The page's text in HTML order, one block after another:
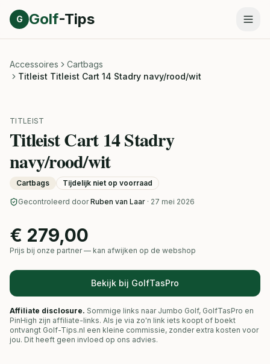
Direct naar inhoud
G Golf-Tips
Accessoires
Cartbags
Titleist Titleist Cart 14 Stadry navy/rood/wit
TITLEIST
Titleist Cart 14 Stadry
navy/rood/wit
Cartbags Tijdelijk niet op voorraad
Gecontroleerd door Ruben van Laar · 27 mei 2026
€ 279,00
Prijs bij onze partner — kan afwijken op de webshop
Bekijk bij GolfTasPro
Affiliate disclosure. Sommige links naar Jumbo Golf, GolfTasPro en
PinHigh zijn affiliate-links. Als je via zo'n link iets koopt of boekt
ontvangt Golf-Tips.nl een kleine commissie, zonder extra kosten voor
jou. Dit heeft geen invloed op ons advies.